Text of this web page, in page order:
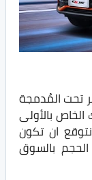
تحت المُدمجة
بالأولى
ان تكون
بالسوق